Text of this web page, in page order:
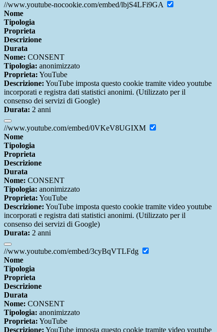
//www.youtube-nocookie.com/embed/lbjS4LFi9GA
Nome
Tipologia
Proprieta
Descrizione
Durata
Nome: CONSENT
Tipologia: anonimizzato
Proprieta: YouTube
Descrizione: YouTube imposta questo cookie tramite video youtube
incorporati e registra dati statistici anonimi. (Utilizzato per il
consenso dei servizi di Google)
Durata: 2 anni
//www.youtube.com/embed/0VKeV8UGIXM
Nome
Tipologia
Proprieta
Descrizione
Durata
Nome: CONSENT
Tipologia: anonimizzato
Proprieta: YouTube
Descrizione: YouTube imposta questo cookie tramite video youtube
incorporati e registra dati statistici anonimi. (Utilizzato per il
consenso dei servizi di Google)
Durata: 2 anni
//www.youtube.com/embed/3cyBqVTLFdg
Nome
Tipologia
Proprieta
Descrizione
Durata
Nome: CONSENT
Tipologia: anonimizzato
Proprieta: YouTube
Descrizione: YouTube imposta questo cookie tramite video youtube